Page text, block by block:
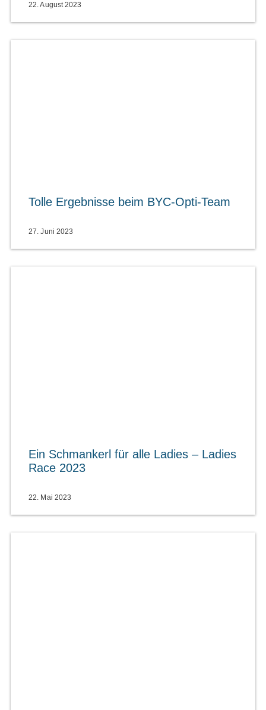
22. August 2023
Tolle Ergebnisse beim BYC-Opti-Team
27. Juni 2023
Ein Schmankerl für alle Ladies – Ladies
Race 2023
22. Mai 2023